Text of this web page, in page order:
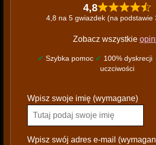
4,8
4,8 na 5 gwiazdek (na podstawie
Zobacz wszystkie
✔ Szybka pomoc ✔ 100% dyskrecji
uczciwości
l
a
s
Wpisz swoje imię (wymagane)
Wpisz swój adres e-mail